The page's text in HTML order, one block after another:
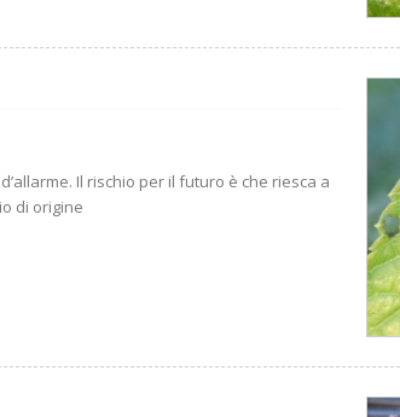
Il rischio per il futuro è che riesca a
di origine